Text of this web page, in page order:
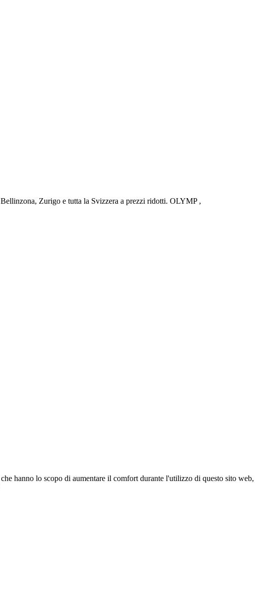
Zurigo e tutta la Svizzera a prezzi ridotti. OLYMP ,
hanno lo scopo di aumentare il comfort durante l'utilizzo di questo sito web,